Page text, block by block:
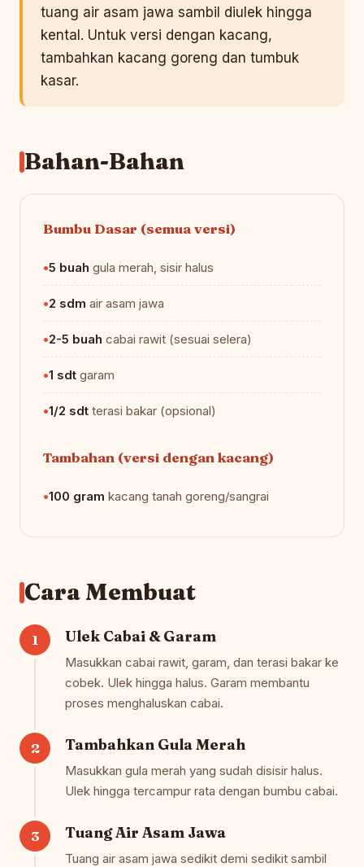
tuang air asam jawa sambil diulek hingga
kental. Untuk versi dengan kacang,
tambahkan kacang goreng dan tumbuk
kasar.
Bahan-Bahan
Bumbu Dasar (semua versi)
5 buah gula merah, sisir halus
2 sdm air asam jawa
2-5 buah cabai rawit (sesuai selera)
1 sdt garam
1/2 sdt terasi bakar (opsional)
Tambahan (versi dengan kacang)
100 gram kacang tanah goreng/sangrai
Cara Membuat
Ulek Cabai & Garam
Masukkan cabai rawit, garam, dan terasi bakar ke
cobek. Ulek hingga halus. Garam membantu
proses menghaluskan cabai.
Tambahkan Gula Merah
Masukkan gula merah yang sudah disisir halus.
Ulek hingga tercampur rata dengan bumbu cabai.
Tuang Air Asam Jawa
Tuang air asam jawa sedikit demi sedikit sambil